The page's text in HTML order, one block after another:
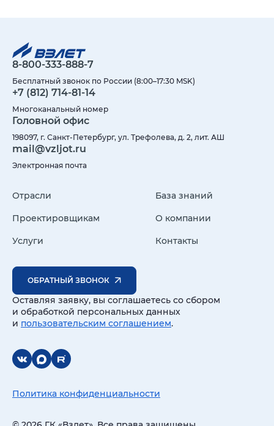
8-800-333-888-7
Бесплатный звонок по России (8:00–17:30 MSK)
+7 (812) 714-81-14
Многоканальный номер
Головной офис
198097, г. Санкт-Петербург, ул. Трефолева, д. 2, лит. АШ
mail@vzljot.ru
Электронная почта
Отрасли
Проектировщикам
Услуги
База знаний
О компании
Контакты
ОБРАТНЫЙ ЗВОНОК
Оставляя заявку, вы соглашаетесь со сбором
и обработкой персональных данных
и пользовательским соглашением.
Политика конфиденциальности